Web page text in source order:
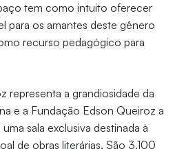
tem como intuito oferecer
para os amantes deste gênero
recurso pedagógico para
representa a grandiosidade da
e a Fundação Edson Queiroz a
sala exclusiva destinada à
de obras literárias. São 3.100